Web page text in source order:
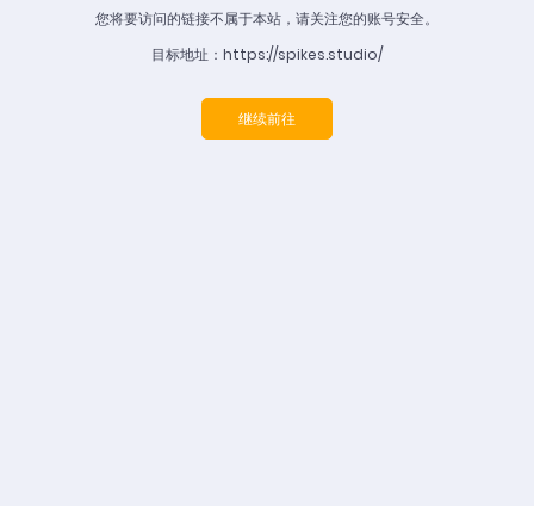
您将要访问的链接不属于本站，请关注您的账号安全。
目标地址：https://spikes.studio/
继续前往